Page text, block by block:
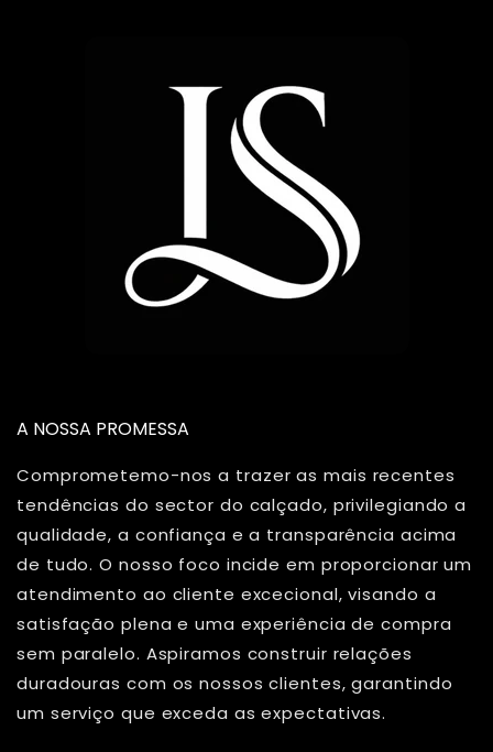
A NOSSA PROMESSA
Comprometemo-nos a trazer as mais recentes
tendências do sector do calçado, privilegiando a
qualidade, a confiança e a transparência acima
de tudo. O nosso foco incide em proporcionar um
atendimento ao cliente excecional, visando a
satisfação plena e uma experiência de compra
sem paralelo. Aspiramos construir relações
duradouras com os nossos clientes, garantindo
um serviço que exceda as expectativas.